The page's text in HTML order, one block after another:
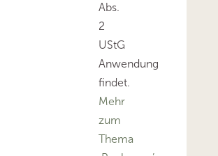
Abs.
2
UStG
Anwendung
findet.
Mehr
zum
Thema